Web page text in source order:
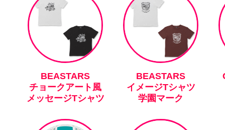
BEASTARS
チョークアート風
メッセージTシャツ
BEASTARS
イメージTシャツ
学園マーク